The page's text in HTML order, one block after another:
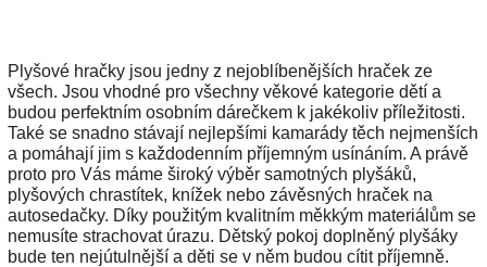
Plyšové hračky jsou jedny z nejoblíbenějších hraček ze
všech. Jsou vhodné pro všechny věkové kategorie dětí a
budou perfektním osobním dárečkem k jakékoliv příležitosti.
Také se snadno stávají nejlepšími kamarády těch nejmenších
a pomáhají jim s každodenním příjemným usínáním. A právě
proto pro Vás máme široký výběr samotných plyšáků,
plyšových chrastítek, knížek nebo závěsných hraček na
autosedačky. Díky použitým kvalitním měkkým materiálům se
nemusíte strachovat úrazu. Dětský pokoj doplněný plyšáky
bude ten nejútulnější a děti se v něm budou cítit příjemně.